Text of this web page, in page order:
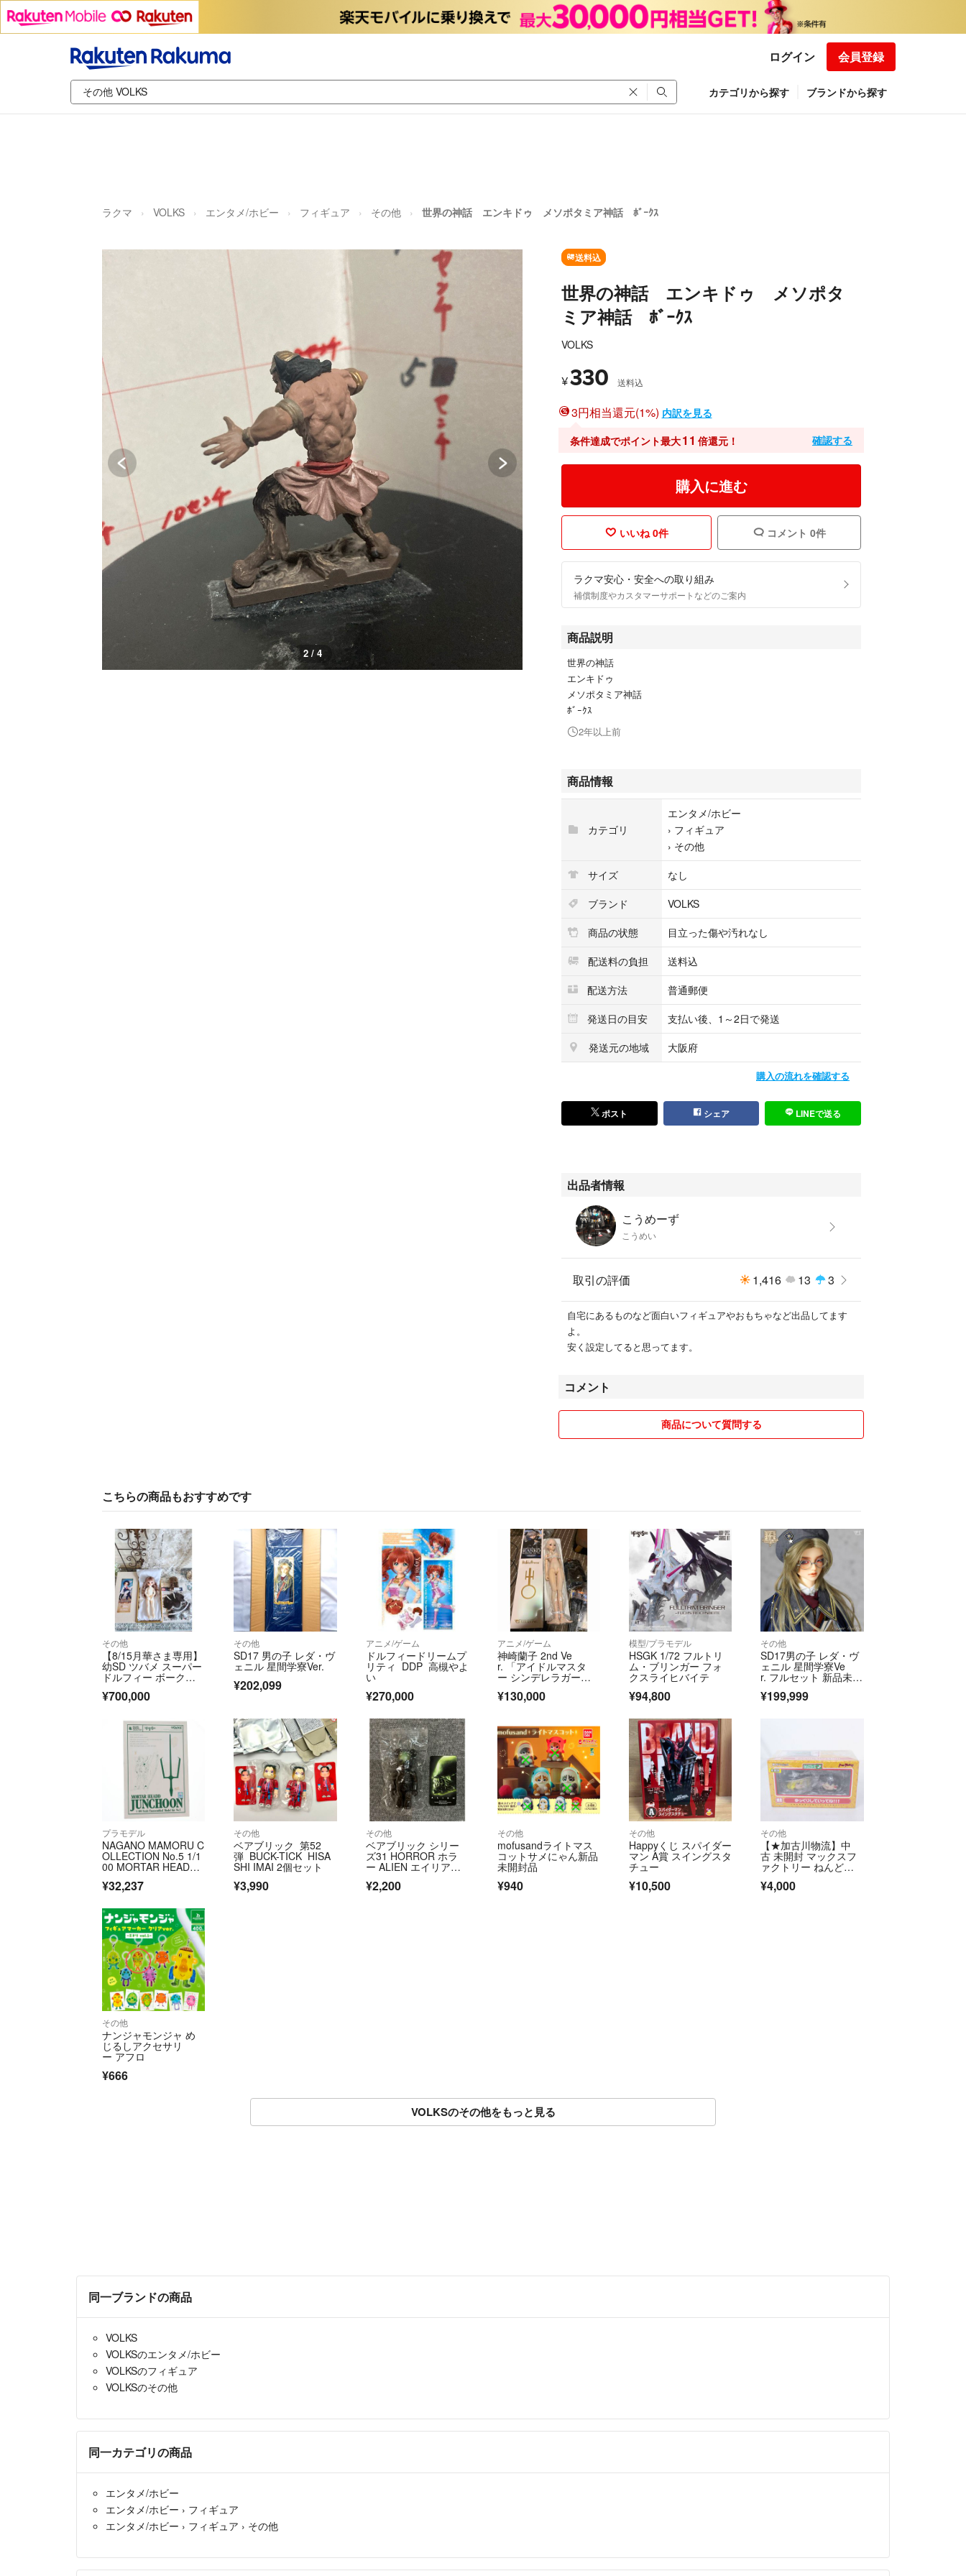
ログイン 会員登録
カテゴリから探す ブランドから探す
ラクマ VOLKS エンタメ/ホビー フィギュア その他 世界の神話 エンキドゥ メソポタミア神話 ﾎﾞｰｸｽ
2 / 4
送料込
世界の神話 エンキドゥ メソポタ
ミア神話 ﾎﾞｰｸｽ
VOLKS
¥330 送料込
3円相当還元(1%) 内訳を見る
条件達成でポイント最大11 倍還元！ 確認する
購入に進む
いいね 0件 コメント 0件
ラクマ安心・安全への取り組み
補償制度やカスタマーサポートなどのご案内
商品説明
世界の神話
エンキドゥ
メソポタミア神話
ﾎﾞｰｸｽ
2年以上前
商品情報
カテゴリ
エンタメ/ホビー
› フィギュア
› その他
サイズ
なし
ブランド
VOLKS
商品の状態
目立った傷や汚れなし
配送料の負担
送料込
配送方法
普通郵便
発送日の目安
支払い後、1～2日で発送
発送元の地域
大阪府
購入の流れを確認する
ポスト シェア LINEで送る
出品者情報
こうめーず
こうめい
取引の評価 1,416 13 3
自宅にあるものなど面白いフィギュアやおもちゃなど出品してます
よ。
安く設定してると思ってます。
コメント
商品について質問する
こちらの商品もおすすめです
その他
【8/15月華さま専用】
幼SD ツバメ スーパー
ドルフィー ボークス Y
SD
¥700,000
その他
SD17 男の子 レダ・ヴ
ェニル 星間学寮Ver.
¥202,099
アニメ/ゲーム
ドルフィードリームプ
リティ DDP 高槻やよ
い
¥270,000
アニメ/ゲーム
神崎蘭子 2nd Ve
r. 「アイドルマスタ
ー シンデレラガール
ズ」 DDS
¥130,000
模型/プラモデル
HSGK 1/72 フルトリ
ム・ブリンガー フォ
クスライヒバイテ
¥94,800
その他
SD17男の子 レダ・ヴ
ェニル 星間学寮Ve
r. フルセット 新品未開
封 スーパードルフィ
ー ボークス VOLKS ド
¥199,999
プラモデル
NAGANO MAMORU C
OLLECTION No.5 1/1
00 MORTAR HEADD J
ヘッド ジュノーン) フ
レージキット プラモ
デル ボークス
¥32,237
その他
ベアブリック 第52
弾 BUCK-TICK HISA
SHI IMAI 2個セット
¥3,990
その他
ベアブリック シリー
ズ31 HORROR ホラ
ー ALIEN エイリア
¥2,200
その他
mofusandライトマス
コットサメにゃん新品
未開封品
¥940
その他
Happyくじ スパイダー
マン A賞 スイングスタ
チュー
¥10,500
その他
【★加古川物流】中
古 未開封 マックスフ
ァクトリー ねんどろ
ト ゆっくりしていっ
¥4,000
その他
ナンジャモンジャ め
じるしアクセサリ
ー アフロ
¥666
VOLKSのその他をもっと見る
同一ブランドの商品
VOLKS
VOLKSのエンタメ/ホビー
VOLKSのフィギュア
VOLKSのその他
同一カテゴリの商品
エンタメ/ホビー
エンタメ/ホビー › フィギュア
エンタメ/ホビー › フィギュア › その他